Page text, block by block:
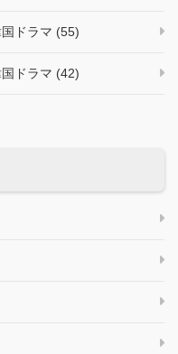
ドラマ (55)
ドラマ (42)